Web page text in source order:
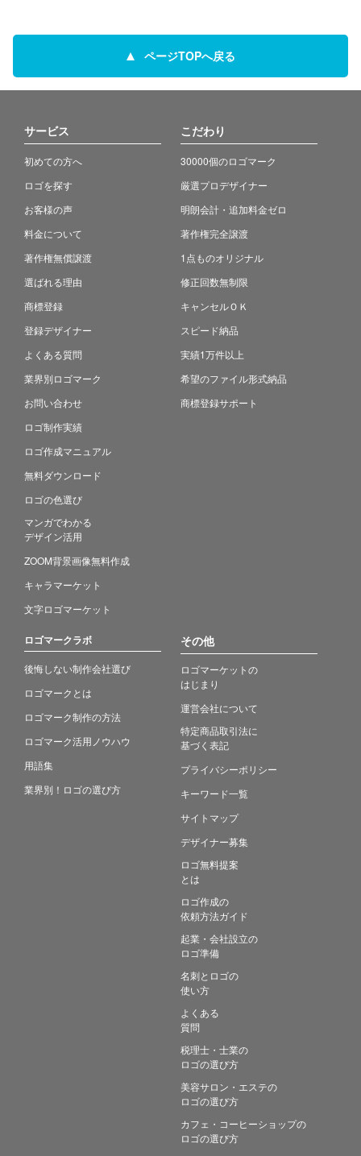
ページTOPへ戻る
サービス
初めての方へ
ロゴを探す
お客様の声
料金について
著作権無償譲渡
選ばれる理由
商標登録
登録デザイナー
よくある質問
業界別ロゴマーク
お問い合わせ
ロゴ制作実績
ロゴ作成マニュアル
無料ダウンロード
ロゴの色選び
マンガでわかる
デザイン活用
ZOOM背景画像無料作成
キャラマーケット
文字ロゴマーケット
こだわり
30000個のロゴマーク
厳選プロデザイナー
明朗会計・追加料金ゼロ
著作権完全譲渡
1点ものオリジナル
修正回数無制限
キャンセルＯＫ
スピード納品
実績1万件以上
希望のファイル形式納品
商標登録サポート
ロゴマークラボ
後悔しない制作会社選び
ロゴマークとは
ロゴマーク制作の方法
ロゴマーク活用ノウハウ
用語集
業界別！ロゴの選び方
その他
ロゴマーケットの
はじまり
運営会社について
特定商品取引法に
基づく表記
プライバシーポリシー
キーワード一覧
サイトマップ
デザイナー募集
ロゴ無料提案
とは
ロゴ作成の
依頼方法ガイド
起業・会社設立の
ロゴ準備
名刺とロゴの
使い方
よくある
質問
税理士・士業の
ロゴの選び方
美容サロン・エステの
ロゴの選び方
カフェ・コーヒーショップの
ロゴの選び方